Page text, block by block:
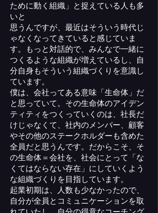
ために動く組織」と捉えている人も多
いと
思うんですが、最近はそういう時代じ
ゃなくなってきていると感じていま
す。もっと対話的で、みんなで一緒に
つくるような組織が増えているし、自
分自身もそういう組織づくりを意識し
ています。
僕は、会社ってある意味「生命体」だ
と思っていて。その生命体のアイデン
ティティをつくっていくのは、社長だ
けじゃなくて、社内のメンバー、顧客
やその他のステークホルダーも含めた
全員だと思うんです。だからこそ、そ
の生命体＝会社を、社会にとって「な
くてはならない存在」にしていくよう
な組織づくりを目指しています。
起業初期は、人数も少なかったので、
自分が全員とコミュニケーションを取